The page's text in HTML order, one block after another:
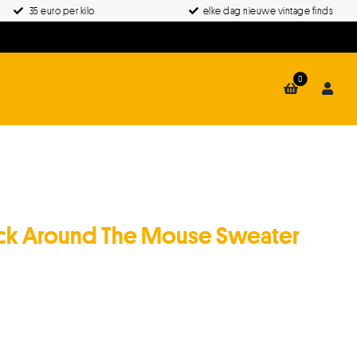
35 euro per kilo elke dag nieuwe vintage finds
0
Around The Mouse Sweater